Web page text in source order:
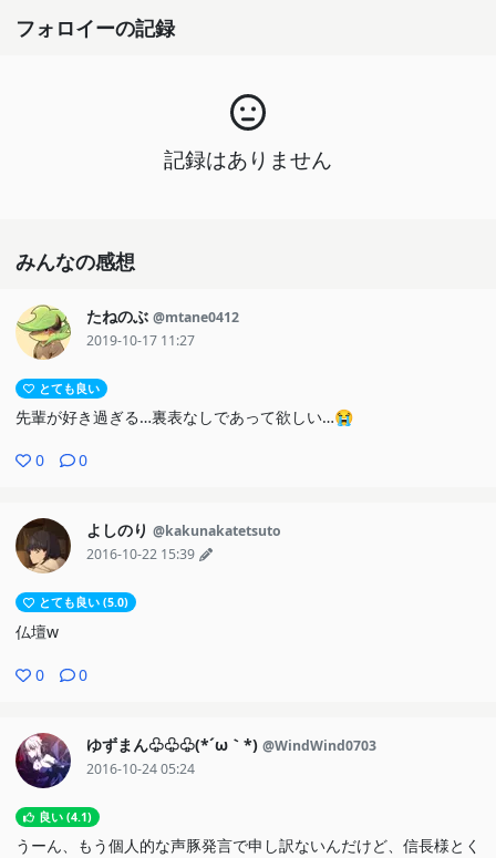
フォロイーの記録
記録はありません
みんなの感想
たねのぶ @mtane0412
2019-10-17 11:27
とても良い
先輩が好き過ぎる…裏表なしであって欲しい…😭
0 0
よしのり @kakunakatetsuto
2016-10-22 15:39
とても良い (5.0)
仏壇w
0 0
ゆずまん♧♧♧(*´ω｀*) @WindWind0703
2016-10-24 05:24
良い (4.1)
うーん、もう個人的な声豚発言で申し訳ないんだけど、信長様とく